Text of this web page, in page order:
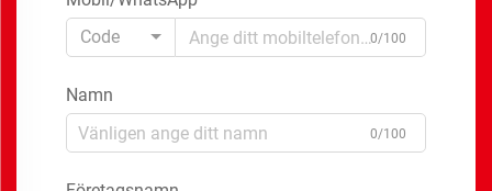
Code
0/100
Namn
0/100